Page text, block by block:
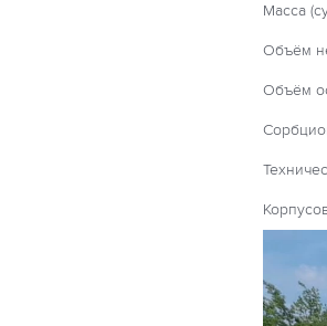
Масса
Объём
Объём